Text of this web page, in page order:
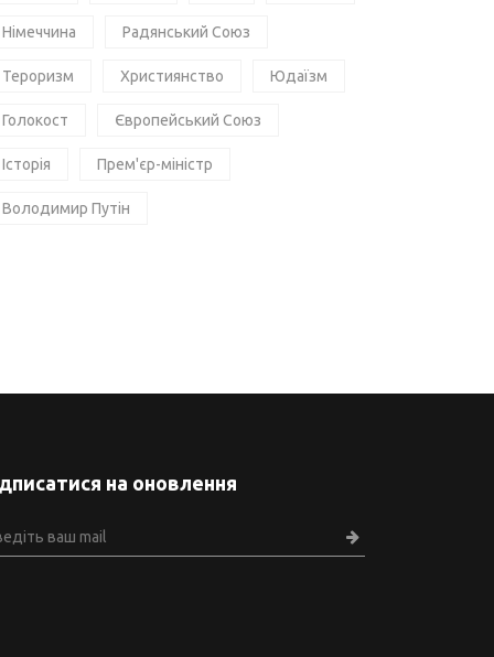
Німеччина Радянський Союз
Тероризм Християнство Юдаїзм
Голокост Європейський Союз
Історія Прем'єр-міністр
Володимир Путін
на оновлення